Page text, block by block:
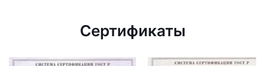
Сертификаты